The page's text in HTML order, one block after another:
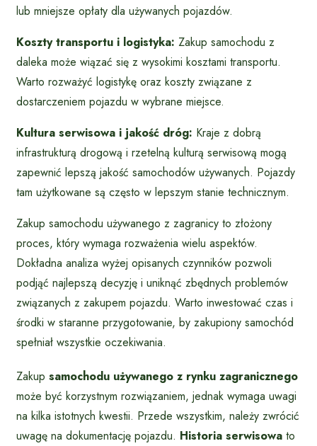
lub mniejsze opłaty dla używanych pojazdów.
Koszty transportu i logistyka: Zakup samochodu z
daleka może wiązać się z wysokimi kosztami transportu.
Warto rozważyć logistykę oraz koszty związane z
dostarczeniem pojazdu w wybrane miejsce.
Kultura serwisowa i jakość dróg: Kraje z dobrą
infrastrukturą drogową i rzetelną kulturą serwisową mogą
zapewnić lepszą jakość samochodów używanych. Pojazdy
tam użytkowane są często w lepszym stanie technicznym.
Zakup samochodu używanego z zagranicy to złożony
proces, który wymaga rozważenia wielu aspektów.
Dokładna analiza wyżej opisanych czynników pozwoli
podjąć najlepszą decyzję i uniknąć zbędnych problemów
związanych z zakupem pojazdu. Warto inwestować czas i
środki w staranne przygotowanie, by zakupiony samochód
spełniał wszystkie oczekiwania.
Zakup samochodu używanego z rynku zagranicznego
może być korzystnym rozwiązaniem, jednak wymaga uwagi
na kilka istotnych kwestii. Przede wszystkim, należy zwrócić
uwagę na dokumentację pojazdu. Historia serwisowa to